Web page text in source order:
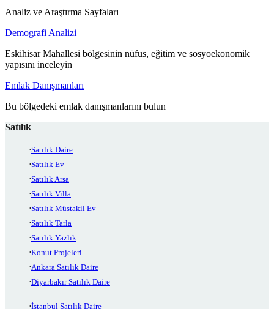
Analiz ve Araştırma Sayfaları
Demografi Analizi
Eskihisar Mahallesi bölgesinin nüfus, eğitim ve sosyoekonomik
yapısını inceleyin
Emlak Danışmanları
Bu bölgedeki emlak danışmanlarını bulun
Satılık
Satılık Daire
Satılık Ev
Satılık Arsa
Satılık Villa
Satılık Müstakil Ev
Satılık Tarla
Satılık Yazlık
Konut Projeleri
Ankara Satılık Daire
Diyarbakır Satılık Daire
İstanbul Satılık Daire